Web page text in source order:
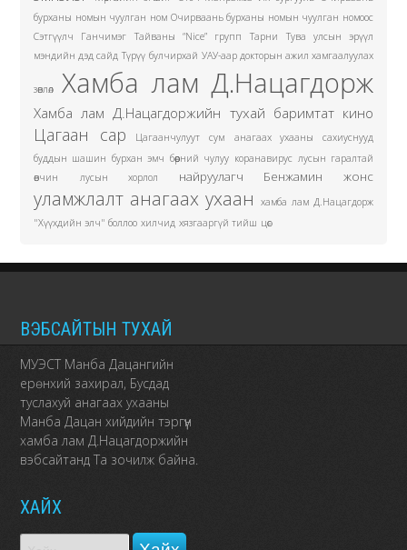
бурханы номын чуулган ном Очирваань бурханы номын чуулган номоос
Сэтгүүлч Ганчимэг
Тайваны “Nice” групп Тарни
Тува улсын эрүүл
мэндийн дэд сайд Түрүү булчирхай УАУ-аар докторын ажил хамгаалуулах
зөвлөл Хамба лам Д.Нацагдорж
Хамба лам Д.Нацагдоржийн тухай баримтат кино
Цагаан сар Цагаанчулуут сум
анагаах ухааны сахиуснууд
буддын шашин бурхан эмч бөөрний чулуу коранавирус лусын гаралтай
өвчин
лусын хорлол найруулагч Бенжамин жонс
уламжлалт анагаах ухаан
хамба лам Д.Нацагдорж
"Хүүхдийн элч" боллоо хилчид хязгааргүй тийш цөс
ВЭБСАЙТЫН ТУХАЙ
МУЭСТ Манба Дацангийн
ерөнхий захирал, Бусдад
туслахуй анагаах ухааны
Манба Дацан хийдийн тэргүүн
хамба лам Д.Нацагдоржийн
вэбсайтанд Та зочилж байна.
ХАЙХ